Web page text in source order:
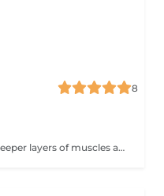
8
Deep Tissue Massage targets the deeper layers of muscles and connective tissue to relieve chronic tension, reduce pain, improve mobility, and support muscle recovery.